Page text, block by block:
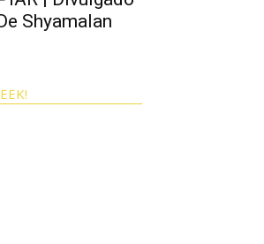
Shyamalan